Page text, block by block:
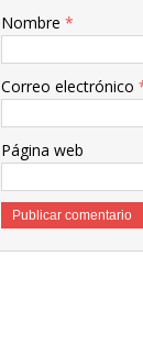
Nombre *
Correo electrónico
Página web